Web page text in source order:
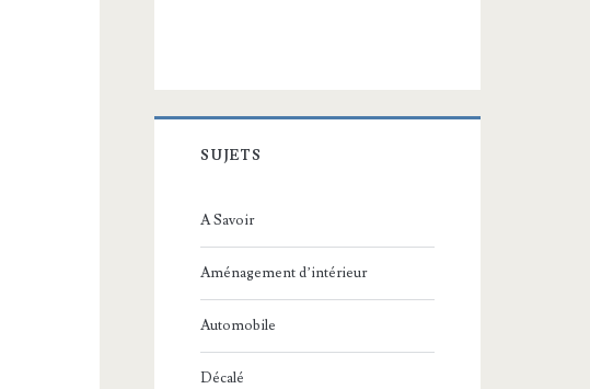
SUJETS
A Savoir
Aménagement d’intérieur
Automobile
Décalé